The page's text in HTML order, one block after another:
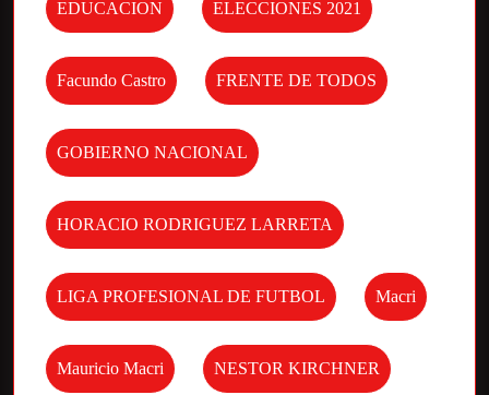
EDUCACION ELECCIONES 2021
Facundo Castro FRENTE DE TODOS
GOBIERNO NACIONAL
HORACIO RODRIGUEZ LARRETA
LIGA PROFESIONAL DE FUTBOL Macri
Mauricio Macri NESTOR KIRCHNER